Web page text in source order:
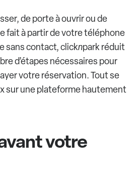
de porte à ouvrir ou de
fait à partir de votre téléphone
sans contact, clicknpark réduit
d’étapes nécessaires pour
votre réservation. Tout se
sur une plateforme hautement
votre